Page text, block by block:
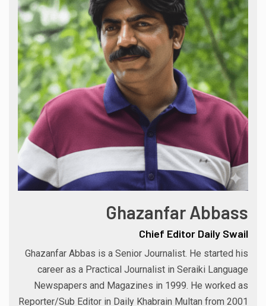
Ghazanfar Abbass
Chief Editor Daily Swail
Ghazanfar Abbas is a Senior Journalist. He started his
career as a Practical Journalist in Seraiki Language
Newspapers and Magazines in 1999. He worked as
Reporter/Sub Editor in Daily Khabrain Multan from 2001